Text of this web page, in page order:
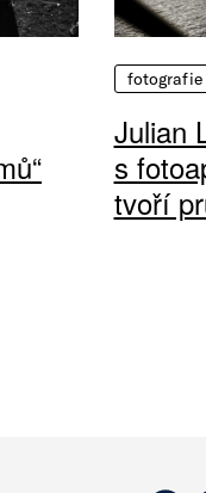
fotografie
Julian
s
tvoří